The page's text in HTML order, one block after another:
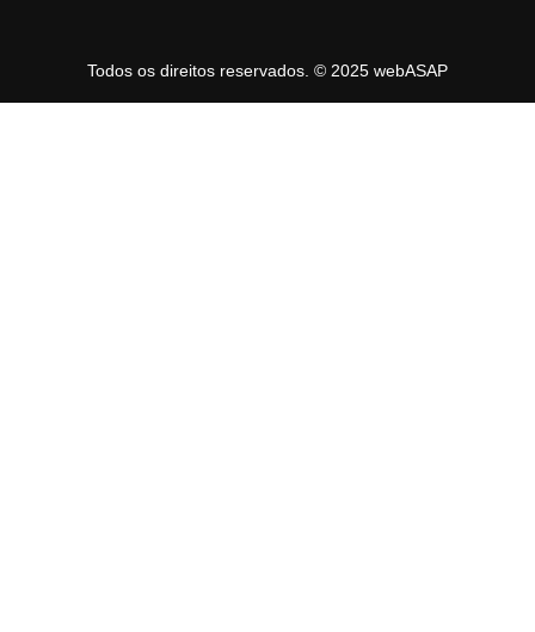
Todos os direitos reservados. © 2025 webASAP